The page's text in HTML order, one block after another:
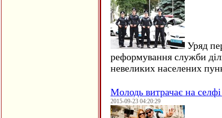
Уряд
реформування служби
невеликих населених
Молодь витрачає на
2015-09-23 04:20:29